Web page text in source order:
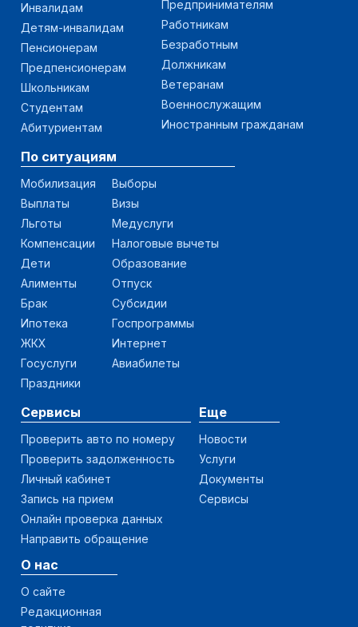
Инвалидам
Детям-инвалидам
Пенсионерам
Предпенсионерам
Школьникам
Студентам
Абитуриентам
Предпринимателям
Работникам
Безработным
Должникам
Ветеранам
Военнослужащим
Иностранным гражданам
По ситуациям
Мобилизация
Выплаты
Льготы
Компенсации
Дети
Алименты
Брак
Ипотека
ЖКХ
Госуслуги
Праздники
Выборы
Визы
Медуслуги
Налоговые вычеты
Образование
Отпуск
Субсидии
Госпрограммы
Интернет
Авиабилеты
Сервисы
Проверить авто по номеру
Проверить задолженность
Личный кабинет
Запись на прием
Онлайн проверка данных
Направить обращение
Еще
Новости
Услуги
Документы
Сервисы
О нас
О сайте
Редакционная